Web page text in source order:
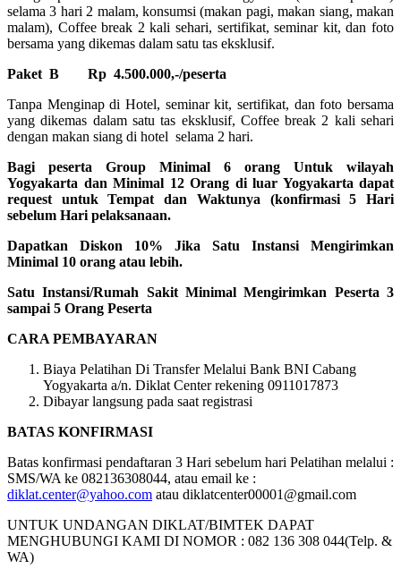
selama 3 hari 2 malam, konsumsi (makan pagi, makan siang, makan
malam), Coffee break 2 kali sehari, sertifikat, seminar kit, dan foto
bersama yang dikemas dalam satu tas eksklusif.
Paket B Rp 4.500.000,-/peserta
Tanpa Menginap di Hotel, seminar kit, sertifikat, dan foto bersama
yang dikemas dalam satu tas eksklusif, Coffee break 2 kali sehari
dengan makan siang di hotel selama 2 hari.
Bagi peserta Group Minimal 6 orang Untuk wilayah
Yogyakarta dan Minimal 12 Orang di luar Yogyakarta dapat
request untuk Tempat dan Waktunya (konfirmasi 5 Hari
sebelum Hari pelaksanaan.
Dapatkan Diskon 10% Jika Satu Instansi Mengirimkan
Minimal 10 orang atau lebih.
Satu Instansi/Rumah Sakit Minimal Mengirimkan Peserta 3
sampai 5 Orang Peserta
CARA PEMBAYARAN
Biaya Pelatihan Di Transfer Melalui Bank BNI Cabang
Yogyakarta a/n. Diklat Center rekening 0911017873
Dibayar langsung pada saat registrasi
BATAS KONFIRMASI
Batas konfirmasi pendaftaran 3 Hari sebelum hari Pelatihan melalui :
SMS/WA ke 082136308044, atau email ke :
diklat.center@yahoo.com atau diklatcenter00001@gmail.com
UNTUK UNDANGAN DIKLAT/BIMTEK DAPAT
MENGHUBUNGI KAMI DI NOMOR : 082 136 308 044(Telp. &
WA)